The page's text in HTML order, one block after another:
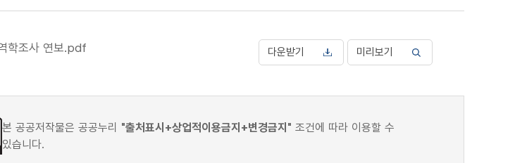
학조사 연보.pdf 다운받기 미리보기
본 공공저작물은 공공누리 "출처표시+상업적이용금지+변경금지" 조건에 따라 이용할 수
있습니다.